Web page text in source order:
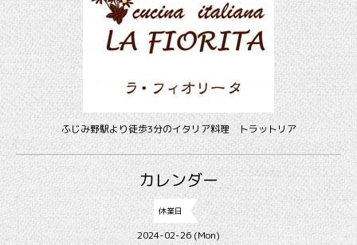
ふじみ野駅より徒歩3分のイタリア料理 トラットリア
カレンダー
休業日
2024-02-26 (Mon)